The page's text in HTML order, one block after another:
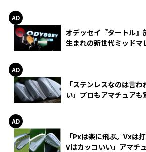
オデッセイ『タートル』
生まれの新世代ミッドマ
「ステンレスなのは言
い」プロもアマチュアも
「Pxは楽に飛ぶ。Vxは
Vはカッコいい」アマチ